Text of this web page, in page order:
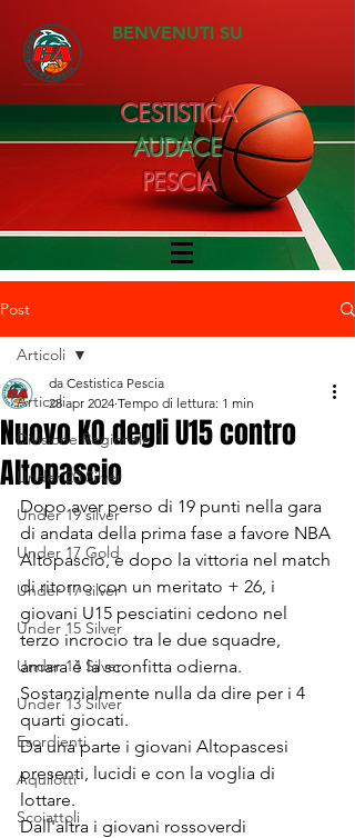
BENVENUTI SU
CESTISTICA
AUDACE
PESCIA
Post
Articoli
Divisione Regionale 1
Under 20 Silver
Under 19 silver
Under 17 Gold
Under 17 silver
Under 15 Silver
Under 14 Silver
Under 13 Silver
Esordienti
Aquilotti
Scoiattoli
Articoli
Nuovo KO degli U15 contro
Altopascio
da Cestistica Pescia
28 apr 2024 Tempo di lettura: 1 min
Dopo aver perso di 19 punti nella gara
di andata della prima fase a favore NBA
Altopascio, e dopo la vittoria nel match
di ritorno con un meritato + 26, i
giovani U15 pesciatini cedono nel
terzo incrocio tra le due squadre,
amara è la sconfitta odierna.
Sostanzialmente nulla da dire per i 4
quarti giocati.
Da una parte i giovani Altopascesi
presenti, lucidi e con la voglia di
lottare.
Dall'altra i giovani rossoverdi